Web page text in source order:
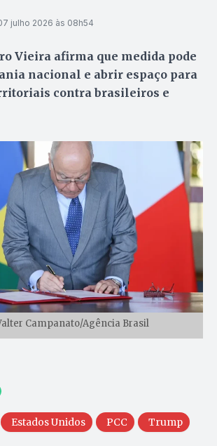
julho 2026 às 08h54
Vieira afirma que medida pode
nacional e abrir espaço para
contra brasileiros e
Campanato/Agência Brasil
Estados Unidos PCC Trump